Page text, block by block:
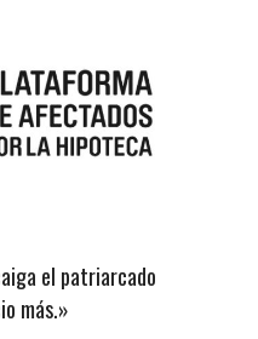
el patriarcado
más.»